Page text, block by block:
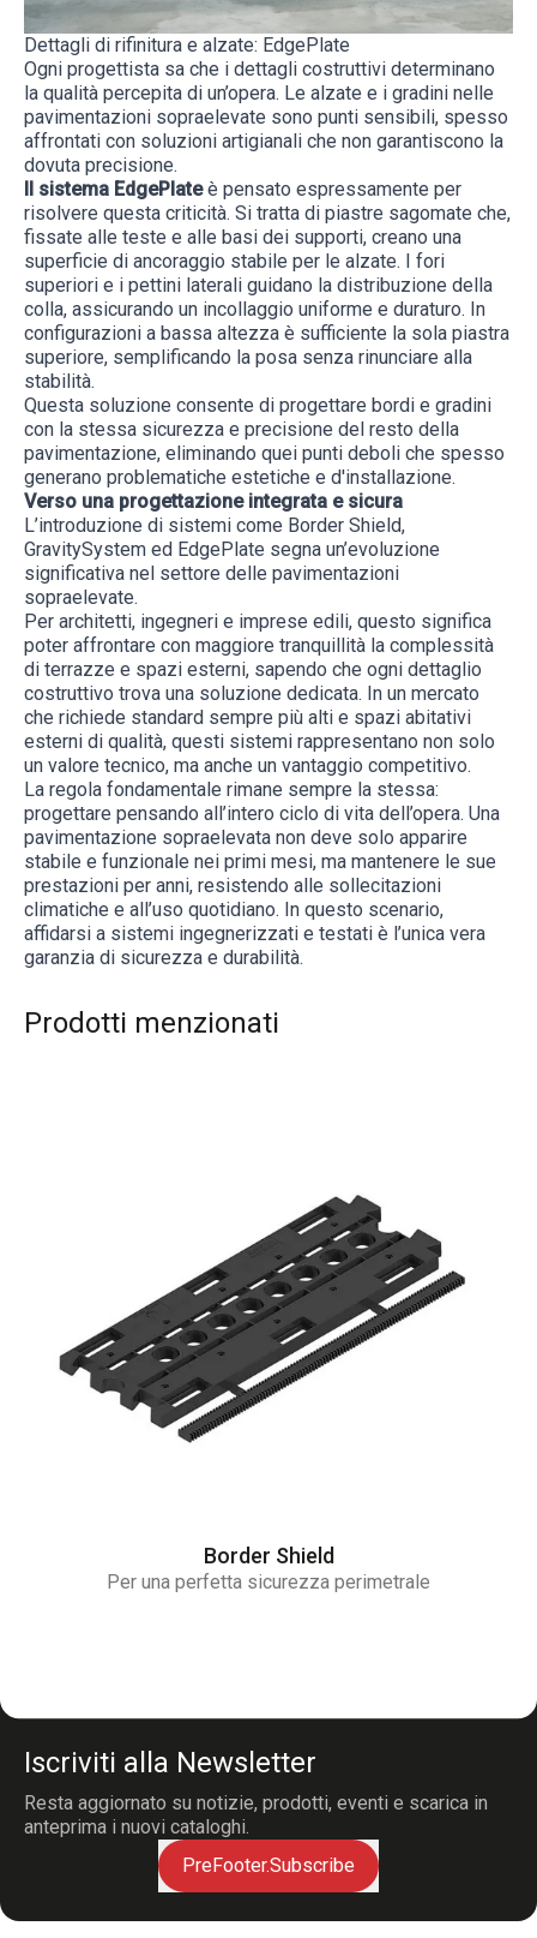
Dettagli di rifinitura e alzate: EdgePlate
Ogni progettista sa che i dettagli costruttivi determinano
la qualità percepita di un’opera. Le alzate e i gradini nelle
pavimentazioni sopraelevate sono punti sensibili, spesso
affrontati con soluzioni artigianali che non garantiscono la
dovuta precisione.
Il sistema EdgePlate è pensato espressamente per
risolvere questa criticità. Si tratta di piastre sagomate che,
fissate alle teste e alle basi dei supporti, creano una
superficie di ancoraggio stabile per le alzate. I fori
superiori e i pettini laterali guidano la distribuzione della
colla, assicurando un incollaggio uniforme e duraturo. In
configurazioni a bassa altezza è sufficiente la sola piastra
superiore, semplificando la posa senza rinunciare alla
stabilità.
Questa soluzione consente di progettare bordi e gradini
con la stessa sicurezza e precisione del resto della
pavimentazione, eliminando quei punti deboli che spesso
generano problematiche estetiche e d'installazione.
Verso una progettazione integrata e sicura
L’introduzione di sistemi come Border Shield,
GravitySystem ed EdgePlate segna un’evoluzione
significativa nel settore delle pavimentazioni
sopraelevate.
Per architetti, ingegneri e imprese edili, questo significa
poter affrontare con maggiore tranquillità la complessità
di terrazze e spazi esterni, sapendo che ogni dettaglio
costruttivo trova una soluzione dedicata. In un mercato
che richiede standard sempre più alti e spazi abitativi
esterni di qualità, questi sistemi rappresentano non solo
un valore tecnico, ma anche un vantaggio competitivo.
La regola fondamentale rimane sempre la stessa:
progettare pensando all’intero ciclo di vita dell’opera. Una
pavimentazione sopraelevata non deve solo apparire
stabile e funzionale nei primi mesi, ma mantenere le sue
prestazioni per anni, resistendo alle sollecitazioni
climatiche e all’uso quotidiano. In questo scenario,
affidarsi a sistemi ingegnerizzati e testati è l’unica vera
garanzia di sicurezza e durabilità.
Prodotti menzionati
Border Shield
Per una perfetta sicurezza perimetrale
Iscriviti alla Newsletter
Resta aggiornato su notizie, prodotti, eventi e scarica in
anteprima i nuovi cataloghi.
PreFooter.Subscribe